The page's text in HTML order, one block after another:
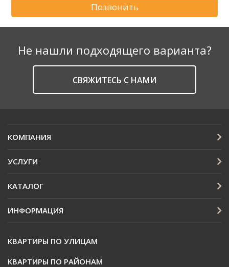
Позвонить
Не нашли подходящего варианта?
CВЯЖИТЕСЬ С НАМИ
КОМПАНИЯ
УСЛУГИ
КАТАЛОГ
ИНФОРМАЦИЯ
КВАРТИРЫ ПО УЛИЦАМ
КВАРТИРЫ ПО РАЙОНАМ